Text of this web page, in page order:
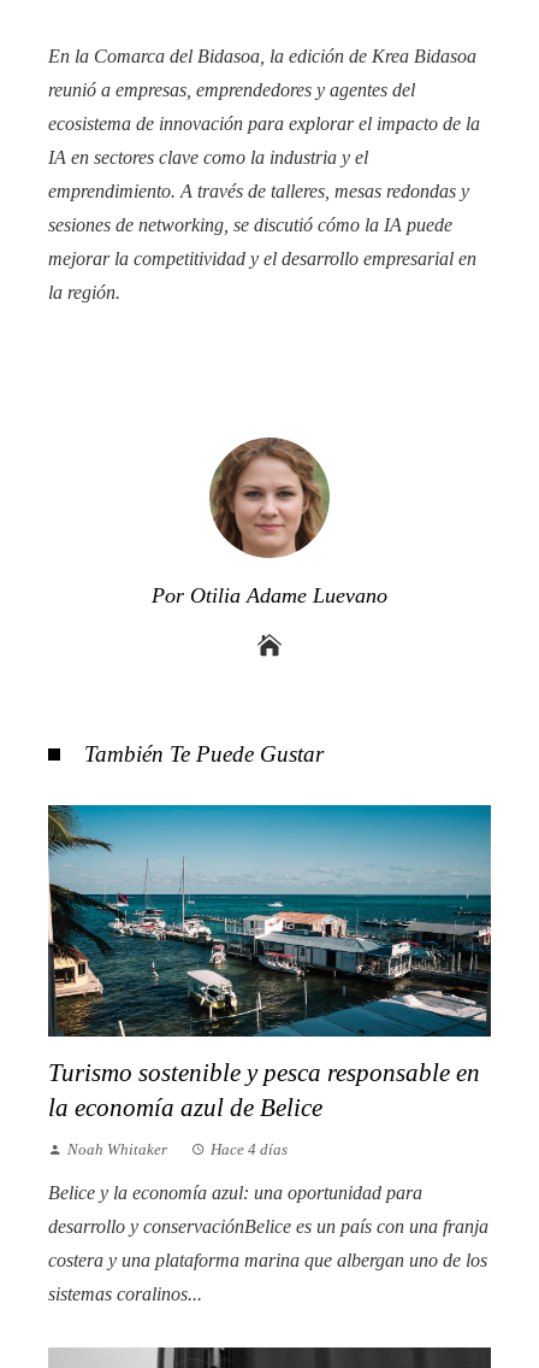
En la Comarca del Bidasoa, la edición de Krea Bidasoa
reunió a empresas, emprendedores y agentes del
ecosistema de innovación para explorar el impacto de la
IA en sectores clave como la industria y el
emprendimiento. A través de talleres, mesas redondas y
sesiones de networking, se discutió cómo la IA puede
mejorar la competitividad y el desarrollo empresarial en
la región.
Por Otilia Adame Luevano
También Te Puede Gustar
Turismo sostenible y pesca responsable en
la economía azul de Belice
Noah Whitaker Hace 4 días
Belice y la economía azul: una oportunidad para
desarrollo y conservaciónBelice es un país con una franja
costera y una plataforma marina que albergan uno de los
sistemas coralinos...